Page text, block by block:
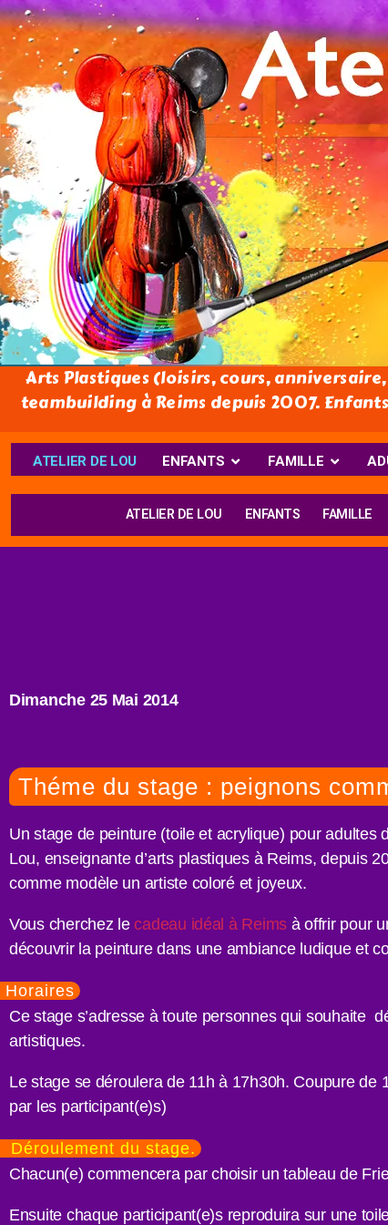
Arts Plastiques (loisirs, cours,
teambuilding à Reims depuis 2007.
ATELIER DE LOU ENFANTS FAMILLE
ATELIER DE LOU ENFANTS FAMILLE
Dimanche 25 Mai 2014
Théme du stage : peignons
Un stage de peinture (toile et acrylique) pour adultes
Lou, enseignante d’arts plastiques à Reims, depuis
comme modèle un artiste coloré et joyeux.
Vous cherchez le cadeau idéal à Reims à offrir pour
découvrir la peinture dans une ambiance ludique et
Horaires
Ce stage s’adresse à toute personnes qui souhaite
artistiques.
Le stage se déroulera de 11h à 17h30h. Coupure de
par les participant(e)s)
Déroulement du stage.
Chacun(e) commencera par choisir un tableau de
Ensuite chaque participant(e)s reproduira sur une